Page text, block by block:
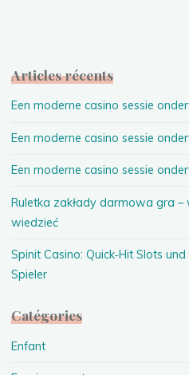
Articles récents
Een moderne casino sessie
Een moderne casino sessie
Een moderne casino sessie
Ruletka zakłady darmowa gra –
wiedzieć
Spinit Casino: Quick‑Hit Slots
Spieler
Catégories
Enfant